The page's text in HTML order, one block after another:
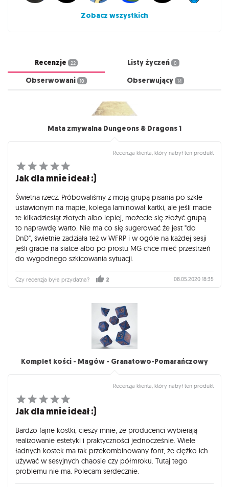
Zobacz wszystkich
Recenzje 22 Listy życzeń 0
Obserwowani 10 Obserwujący 14
Mata zmywalna Dungeons & Dragons 1
Recenzja klienta, który nabył ten produkt
Jak dla mnie ideał :)
Świetna rzecz. Próbowaliśmy z moją grupą pisania po szkle
ustawionym na mapie, kolega laminował kartki, ale jeśli macie
te kilkadziesiąt złotych albo lepiej, możecie się złożyć grupą
to naprawdę warto. Nie ma co się sugerować że jest "do
DnD", świetnie zadziała też w WFRP i w ogóle na każdej sesji
jeśli gracie na siatce albo po prostu MG chce mieć przestrzeń
do wygodnego szkicowania sytuacji.
Czy recenzja była przydatna? 2 08.05.2020 18:35
Komplet kości - Magów - Granatowo-Pomarańczowy
Recenzja klienta, który nabył ten produkt
Jak dla mnie ideał :)
Bardzo fajne kostki, cieszy mnie, że producenci wybierają
realizowanie estetyki i praktyczności jednocześnie. Wiele
ładnych kostek ma tak przekombinowany font, że ciężko ich
używać w sesyjnych chaosie czy półmroku. Tutaj tego
problemu nie ma. Polecam serdecznie.